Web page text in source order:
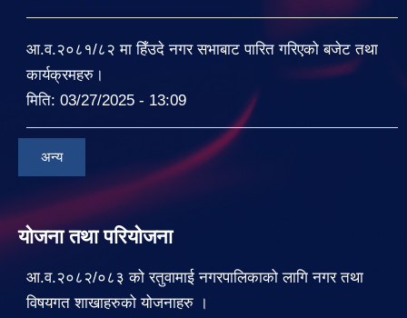
आ.व.२०८१/८२ मा हिँउदे नगर सभाबाट पारित गरिएको बजेट तथा
कार्यक्रमहरु।
मिति: 03/27/2025 - 13:09
अन्य
योजना तथा परियोजना
आ.व.२०८२/०८३ को रतुवामाई नगरपालिकाको लागि नगर तथा
विषयगत शाखाहरुको योजनाहरु ।